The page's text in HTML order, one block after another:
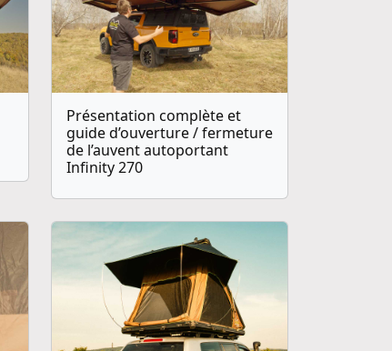
Présentation complète et
guide d’ouverture / fermeture
de l’auvent autoportant
Infinity 270